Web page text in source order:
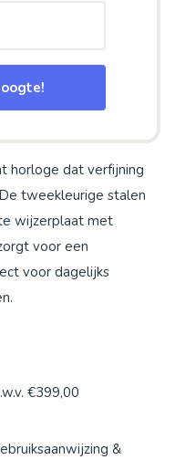
horloge dat verfijning
tweekleurige stalen
wijzerplaat met
voor een
voor dagelijks
€399,00
&